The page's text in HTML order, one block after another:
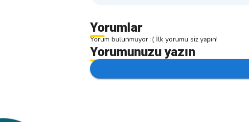
Yorumlar
Yorum bulunmuyor :( İlk yorumu siz yapın!
Yorumunuzu yazın